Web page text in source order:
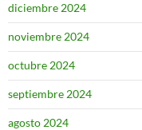
diciembre 2024
noviembre 2024
octubre 2024
septiembre 2024
agosto 2024